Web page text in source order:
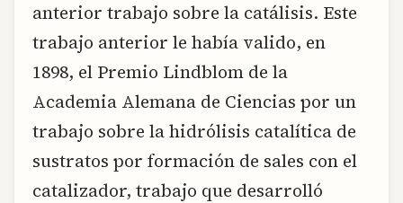
anterior trabajo sobre la catálisis. Este
trabajo anterior le había valido, en
1898, el Premio Lindblom de la
Academia Alemana de Ciencias por un
trabajo sobre la hidrólisis catalítica de
sustratos por formación de sales con el
catalizador, trabajo que desarrolló